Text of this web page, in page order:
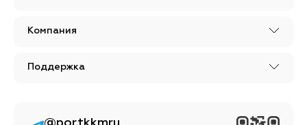
Компания
Поддержка